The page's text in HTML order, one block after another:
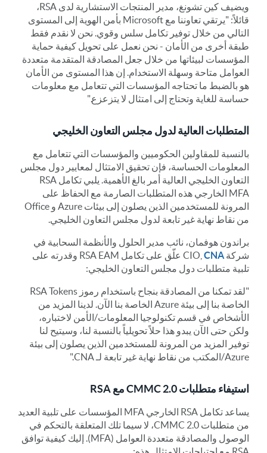
ويضيف كين تشونغ، مدير المنتجات الاستشارية لدى RSA،
قائلاً: "يرتقي تعاوننا مع Microsoft بأمن الهوية إلى المستوى
التالي من خلال توفير تكامل سلس وقوي. نحن لا نقدم فقط
طبقة أخرى من الأمان - نحن نعمل على تحويل كيفية حماية
المؤسسات لبيئاتها من خلال جعل المصادقة المتقدمة متعددة
العوامل متاحة وسهلة الاستخدام. إن هذا المستوى من الأمان
هو بالضبط ما تحتاجه المؤسسات التي تتعامل مع معلومات
حساسة للغاية وتحتاج إلى امتثال لا يتزعزع."
المتطلبات العالية لدول مجلس التعاون الخليجي
بالنسبة للمقاولين الحكوميين والمؤسسات التي تتعامل مع
المعلومات الحساسة، فإن تحقيق الامتثال لمعايير دول مجلس
التعاون الخليجي العالية أمر بالغ الأهمية. يلبي تكامل RSA
MFA الخارجي هذه المتطلبات الصارمة مع الحفاظ على
المرونة للمستخدمين الذين يصلون إلى بيئات Azure و Office
من نقاط نهاية غير تابعة لدول مجلس التعاون الخليجي.
براندون هوفمان، نائب مدير الحلول والأنظمة السحابية في
شركة CIO, CNA
علّق على تكامل RSA EAM وقدرته على
تلبية متطلبات دول مجلس التعاون الخليجي:
"لقد تمكنا من المصادقة بنجاح باستخدام رموز RSA Tokens
الخاصة بنا إلى بيئة Azure الخاصة بنا الآن. لدينا المزيد من
الأشخاص في قسم تكنولوجيا المعلومات/الأمن لاختباره،
ولكن حتى الآن يبدو هذا حلاً تحويلياً بالنسبة لنا، وسيتيح لنا
توفير المزيد من المرونة للمستخدمين الذين يصلون إلى بيئة
Azure/المكتب من نقاط نهاية غير تابعة لـ CNA."
استيفاء متطلبات CMMC 2.0 مع RSA
يساعد تكامل RSA الخارجي MFA المؤسسات على تلبية العديد
من متطلبات CMMC 2.0، لا سيما تلك المتعلقة بالتحكم في
الوصول والمصادقة متعددة العوامل (MFA). إليك كيفية توافق